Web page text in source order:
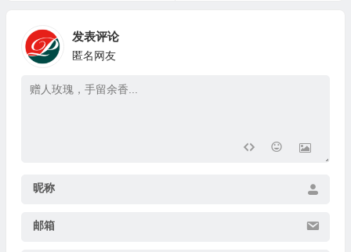
发表评论
匿名网友
昵称
邮箱